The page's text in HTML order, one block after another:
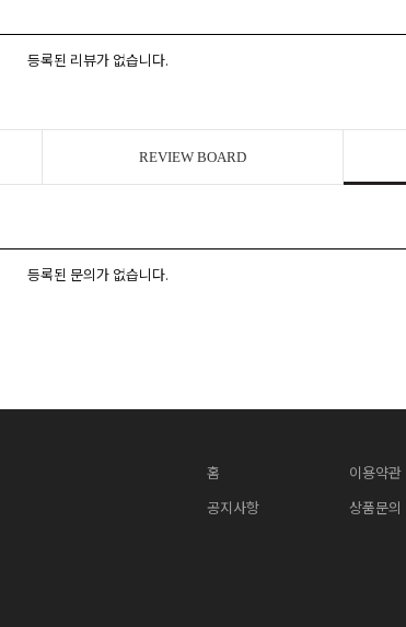
등록된 리뷰가 없습니다.
REVIEW BOARD
등록된 문의가 없습니다.
홈 이용약관
공지사항
상품문의